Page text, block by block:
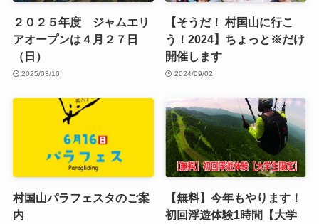
２０２５年度 ジャムエリ
アオープンは４月２７日
（日）
2025/03/10
【そうだ！ 村国山に行こ
う！2024】ちょっと※だけ
開催します
2024/09/02
村国山パラフェスタのご案
内
【無料】今年もやります！
初回浮遊体験1時間【大学